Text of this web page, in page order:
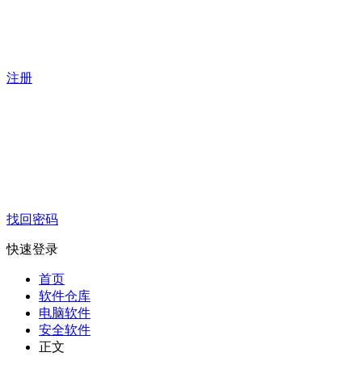
注册
找回密码
快速登录
首页
软件仓库
电脑软件
安全软件
正文